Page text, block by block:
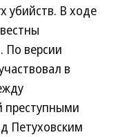
убийств. В ходе
По версии
в
преступными
Петуховским